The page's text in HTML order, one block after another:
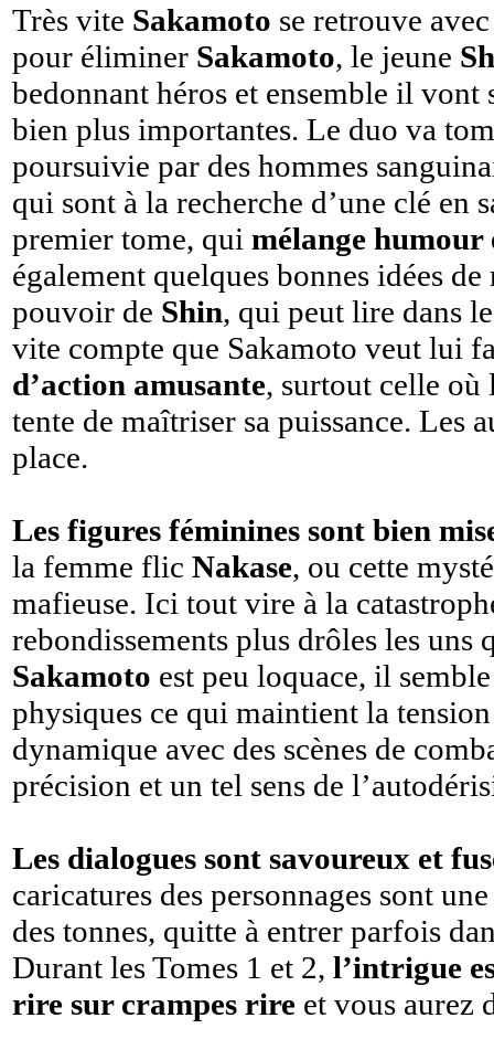
Très vite Sakamoto se retrouve
pour éliminer Sakamoto, le jeune
bedonnant héros et ensemble il vont
bien plus importantes. Le duo va
poursuivie par des hommes
qui sont à la recherche d’une clé en
premier tome, qui mélange humour
également quelques bonnes idées
pouvoir de Shin, qui peut lire dans
vite compte que Sakamoto veut lui
d’action amusante, surtout celle où
tente de maîtriser sa puissance. Les
place.
Les figures féminines sont bien
la femme flic Nakase, ou cette
mafieuse. Ici tout vire à la
rebondissements plus drôles les
Sakamoto est peu loquace, il
physiques ce qui maintient la
dynamique avec des scènes de
précision et un tel sens de
Les dialogues sont savoureux et
caricatures des personnages sont
des tonnes, quitte à entrer parfois
Durant les Tomes 1 et 2, l’intrigue
rire sur crampes rire et vous aurez